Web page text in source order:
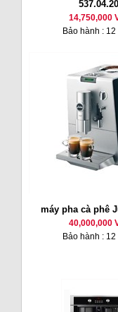
14,750,000
Bảo hành : 12
máy pha cà phê
40,000,000
Bảo hành : 12